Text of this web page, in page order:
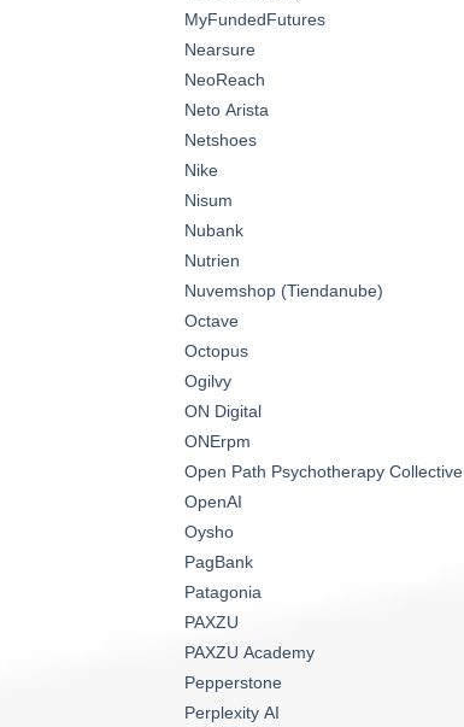
MyFundedFutures
Nearsure
NeoReach
Neto Arista
Netshoes
Nike
Nisum
Nubank
Nutrien
Nuvemshop (Tiendanube)
Octave
Octopus
Ogilvy
ON Digital
ONErpm
Open Path Psychotherapy Collective
OpenAI
Oysho
PagBank
Patagonia
PAXZU
PAXZU Academy
Pepperstone
Perplexity AI